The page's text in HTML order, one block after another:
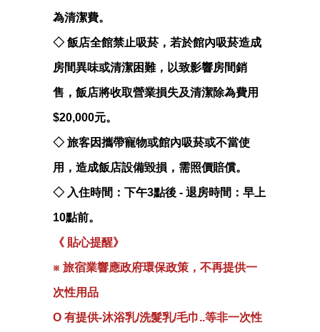
為清潔費。
◇ 飯店全館禁止吸菸，若於館內吸菸造成
房間異味或清潔困難，以致影響房間銷
售，飯店將收取營業損失及清潔除為費用
$20,000元。
◇ 旅客因攜帶寵物或館內吸菸或不當使
用，造成飯店設備毀損，需照價賠償。
◇ 入住時間：下午3點後 - 退房時間：早上
10點前。
《 貼心提醒》
※ 旅宿業響應政府環保政策，不再提供一
次性用品
O 有提供-沐浴乳/洗髮乳/毛巾..等非一次性